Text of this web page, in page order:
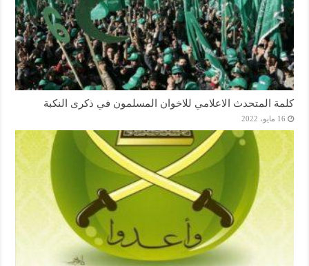
كلمة المتحدث الاعلامي للاخوان المسلمون في ذكرى النكبة
16 مايو، 2022